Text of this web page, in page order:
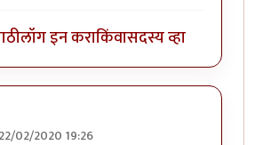
लॉग इन कराकिंवासदस्य व्हा
02/2020 19:26